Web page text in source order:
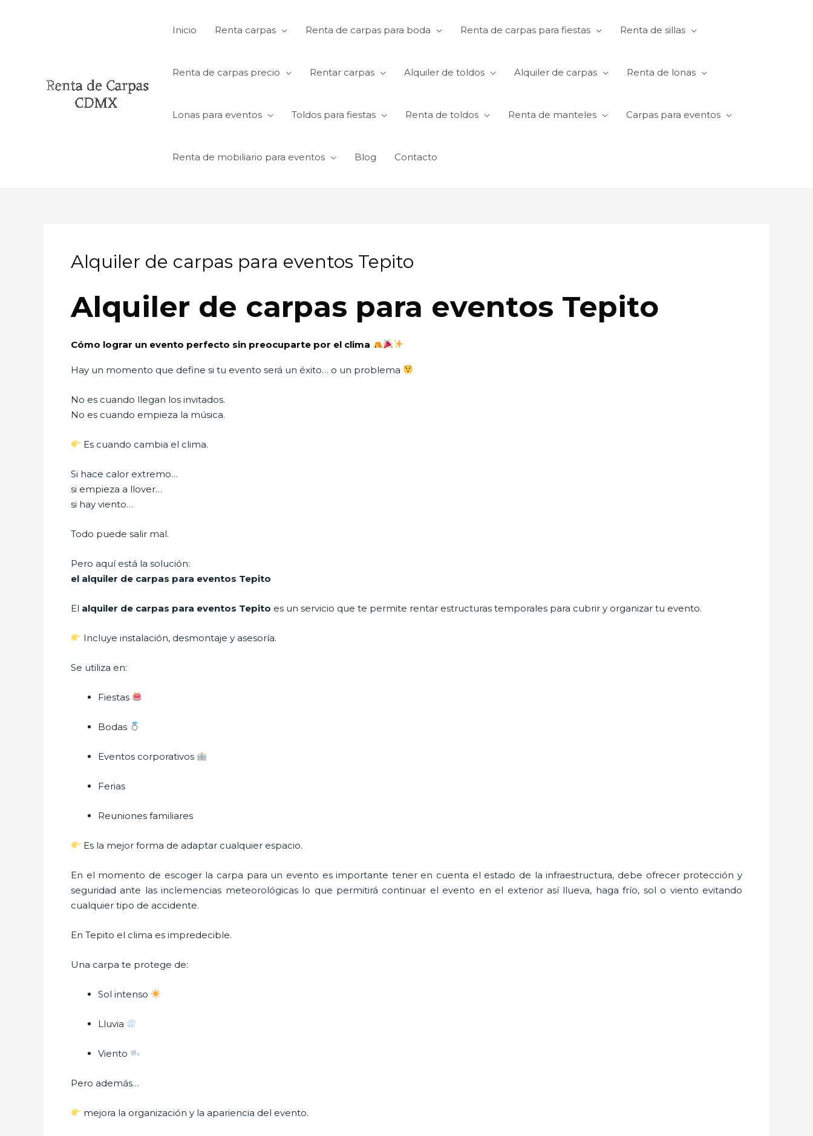
Inicio Renta carpas Renta de carpas para boda Renta de carpas para fiestas Renta de sillas
Renta de carpas precio Rentar carpas Alquiler de toldos Alquiler de carpas Renta de lonas
Lonas para eventos Toldos para fiestas Renta de toldos Renta de manteles Carpas para eventos
Renta de mobiliario para eventos Blog Contacto
Alquiler de carpas para eventos Tepito
Alquiler de carpas para eventos Tepito
Cómo lograr un evento perfecto sin preocuparte por el clima
Hay un momento que define si tu evento será un éxito… o un problema
No es cuando llegan los invitados.
No es cuando empieza la música.
Es cuando cambia el clima.
Si hace calor extremo…
si empieza a llover…
si hay viento…
Todo puede salir mal.
Pero aquí está la solución:
el alquiler de carpas para eventos Tepito
El alquiler de carpas para eventos Tepito es un servicio que te permite rentar estructuras temporales para cubrir y organizar tu evento.
Incluye instalación, desmontaje y asesoría.
Se utiliza en:
Fiestas
Bodas
Eventos corporativos
Ferias
Reuniones familiares
Es la mejor forma de adaptar cualquier espacio.
En el momento de escoger la carpa para un evento es importante tener en cuenta el estado de la infraestructura, debe ofrecer protección y
seguridad ante las inclemencias meteorológicas lo que permitirá continuar el evento en el exterior así llueva, haga frío, sol o viento evitando
cualquier tipo de accidente.
En Tepito el clima es impredecible.
Una carpa te protege de:
Sol intenso
Lluvia
Viento
Pero además…
mejora la organización y la apariencia del evento.